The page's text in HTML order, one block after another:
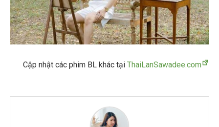
Cập nhật các phim BL khác tại ThaiLanSawadee.com